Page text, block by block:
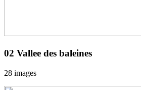
02 Vallee des baleines
28 images